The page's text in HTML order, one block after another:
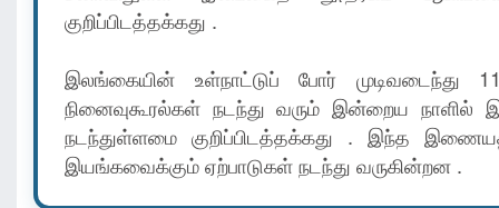
குறிப்பிடத்தக்கது .
இலங்கையின் உள்நாட்டுப் போர் முடிவடைந்து
நினைவுகூரல்கள் நடந்து வரும் இன்றைய நாளில்
நடந்துள்ளமை குறிப்பிடத்தக்கது . இந்த
இயங்கவைக்கும் ஏற்பாடுகள் நடந்து வருகின்றன .